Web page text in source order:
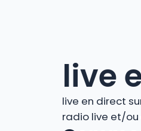
live
live en direct
radio live et/ou